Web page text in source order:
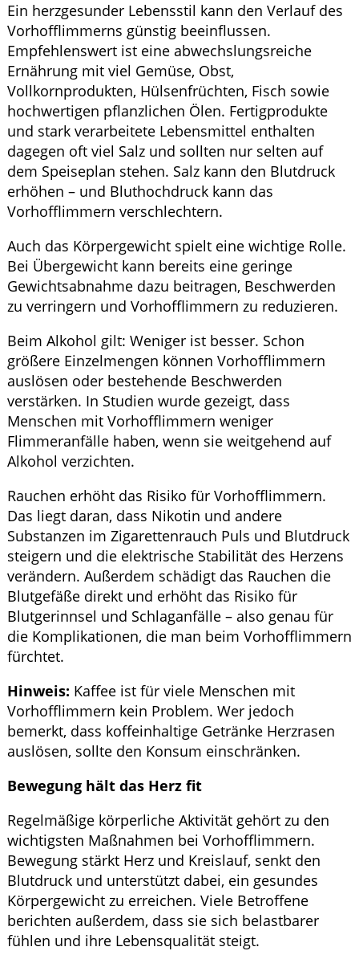
Ein herzgesunder Lebensstil kann den Verlauf des
Vorhofflimmerns günstig beeinflussen.
Empfehlenswert ist eine abwechslungsreiche
Ernährung mit viel Gemüse, Obst,
Vollkornprodukten, Hülsenfrüchten, Fisch sowie
hochwertigen pflanzlichen Ölen. Fertigprodukte
und stark verarbeitete Lebensmittel enthalten
dagegen oft viel Salz und sollten nur selten auf
dem Speiseplan stehen. Salz kann den Blutdruck
erhöhen – und Bluthochdruck kann das
Vorhofflimmern verschlechtern.
Auch das Körpergewicht spielt eine wichtige Rolle.
Bei Übergewicht kann bereits eine geringe
Gewichtsabnahme dazu beitragen, Beschwerden
zu verringern und Vorhofflimmern zu reduzieren.
Beim Alkohol gilt: Weniger ist besser. Schon
größere Einzelmengen können Vorhofflimmern
auslösen oder bestehende Beschwerden
verstärken. In Studien wurde gezeigt, dass
Menschen mit Vorhofflimmern weniger
Flimmeranfälle haben, wenn sie weitgehend auf
Alkohol verzichten.
Rauchen erhöht das Risiko für Vorhofflimmern.
Das liegt daran, dass Nikotin und andere
Substanzen im Zigarettenrauch Puls und Blutdruck
steigern und die elektrische Stabilität des Herzens
verändern. Außerdem schädigt das Rauchen die
Blutgefäße direkt und erhöht das Risiko für
Blutgerinnsel und Schlaganfälle – also genau für
die Komplikationen, die man beim Vorhofflimmern
fürchtet.
Hinweis: Kaffee ist für viele Menschen mit
Vorhofflimmern kein Problem. Wer jedoch
bemerkt, dass koffeinhaltige Getränke Herzrasen
auslösen, sollte den Konsum einschränken.
Bewegung hält das Herz fit
Regelmäßige körperliche Aktivität gehört zu den
wichtigsten Maßnahmen bei Vorhofflimmern.
Bewegung stärkt Herz und Kreislauf, senkt den
Blutdruck und unterstützt dabei, ein gesundes
Körpergewicht zu erreichen. Viele Betroffene
berichten außerdem, dass sie sich belastbarer
fühlen und ihre Lebensqualität steigt.